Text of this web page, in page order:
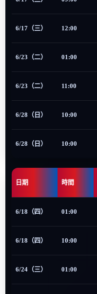
6/17（三） 12:00
6/23（二） 01:00
6/23（二） 11:00
6/28（日） 10:00
6/28（日） 10:00
日期 時間
6/18（四） 01:00
6/18（四） 10:00
6/24（三） 01:00